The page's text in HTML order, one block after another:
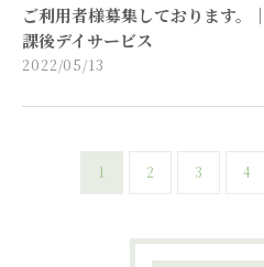
ご利用者様募集しております。
課後デイサービス
2022/05/13
1 2 3 4